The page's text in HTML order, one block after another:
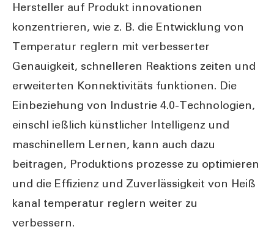
Hersteller auf Produkt innovationen
konzentrieren, wie z. B. die Entwicklung von
Temperatur reglern mit verbesserter
Genauigkeit, schnelleren Reaktions zeiten und
erweiterten Konnektivitäts funktionen. Die
Einbeziehung von Industrie 4.0-Technologien,
einschl ießlich künstlicher Intelligenz und
maschinellem Lernen, kann auch dazu
beitragen, Produktions prozesse zu optimieren
und die Effizienz und Zuverlässigkeit von Heiß
kanal temperatur reglern weiter zu
verbessern.